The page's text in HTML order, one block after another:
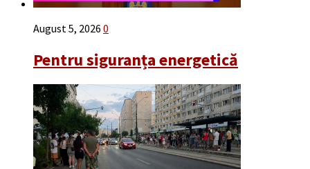
August 5, 2026 0
Pentru siguranța energetică